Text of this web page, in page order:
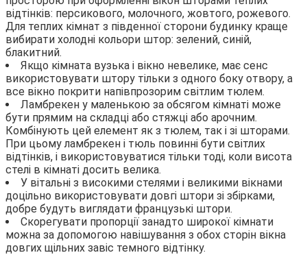
відтінків: персикового, молочного, жовтого, рожевого.
Для теплих кімнат з південної сторони будинку краще
вибирати холодні кольори штор: зелений, синій,
блакитний.
Якщо кімната вузька і вікно невелике, має сенс
використовувати штору тільки з одного боку отвору, а
все вікно покрити напівпрозорим світлим тюлем.
Ламбрекен у маленькою за обсягом кімнаті може
бути прямим на складці або стяжці або арочним.
Комбінують цей елемент як з тюлем, так і зі шторами.
При цьому ламбрекен і тюль повинні бути світлих
відтінків, і використовуватися тільки тоді, коли висота
стелі в кімнаті досить велика.
У вітальні з високими стелями і великими вікнами
доцільно використовувати довгі штори зі збірками,
добре будуть виглядати французькі штори.
Скорегувати пропорції занадто широкої кімнати
можна за допомогою навішування з обох сторін вікна
довгих щільних завіс темного відтінку.